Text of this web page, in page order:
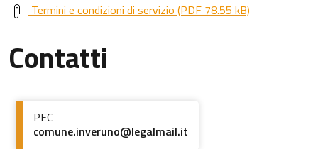
Termini e condizioni di servizio (PDF 78.55 kB)
Contatti
PEC
comune.inveruno@legalmail.it